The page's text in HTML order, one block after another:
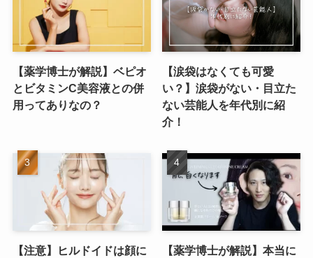
【薬学博士が解説】ベピオ
とビタミンC美容液との併
用ってありなの？
【涙袋はなくても可愛
い？】涙袋がない・目立た
ない芸能人を年代別に紹
介！
【注意】ヒルドイドは顔に
【薬学博士が解説】本当に